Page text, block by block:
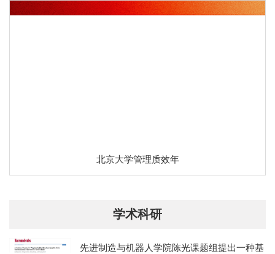
北京大学管理质效年
学术科研
先进制造与机器人学院陈光课题组提出一种基